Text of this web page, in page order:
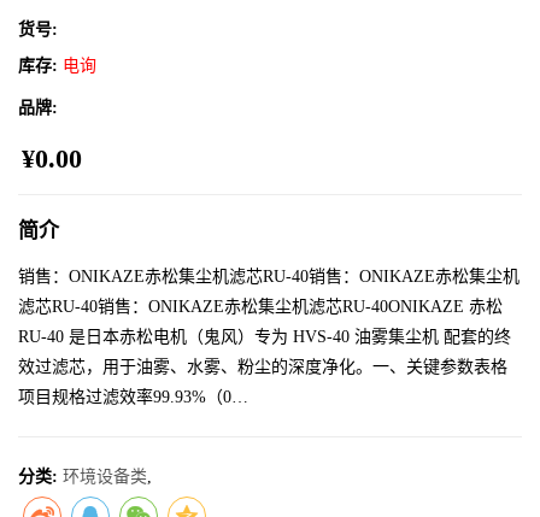
货号:
库存: 电询
品牌:
¥0.00
简介
销售：ONIKAZE赤松集尘机滤芯RU-40销售：ONIKAZE赤松集尘机
滤芯RU-40销售：ONIKAZE赤松集尘机滤芯RU-40ONIKAZE 赤松
RU-40 是日本赤松电机（鬼风）专为 HVS-40 油雾集尘机 配套的终
效过滤芯，用于油雾、水雾、粉尘的深度净化。一、关键参数表格
项目规格过滤效率99.93%（0…
分类: 环境设备类,